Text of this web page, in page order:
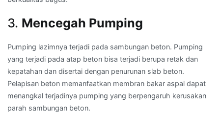
3. Mencegah Pumping
Pumping lazimnya terjadi pada sambungan beton. Pumping
yang terjadi pada atap beton bisa terjadi berupa retak dan
kepatahan dan disertai dengan penurunan slab beton.
Pelapisan beton memanfaatkan membran bakar aspal dapat
menangkal terjadinya pumping yang berpengaruh kerusakan
parah sambungan beton.